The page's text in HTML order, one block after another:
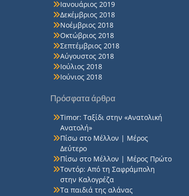
Ιανουάριος 2019
Δεκέμβριος 2018
Νοέμβριος 2018
Οκτώβριος 2018
Σεπτέμβριος 2018
Αύγουστος 2018
Ιούλιος 2018
Ιούνιος 2018
Πρόσφατα άρθρα
Timor: Ταξίδι στην «Ανατολική
Ανατολή»
Πίσω στο Μέλλον | Μέρος
Δεύτερο
Πίσω στο Μέλλον | Μέρος Πρώτο
Τοντόρ: Από τη Σαφράμπολη
στην Καλογρέζα
Τα παιδιά της αλάνας